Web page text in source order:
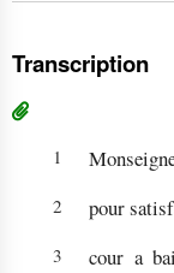
Transcription
1
2 pour
3
cour a